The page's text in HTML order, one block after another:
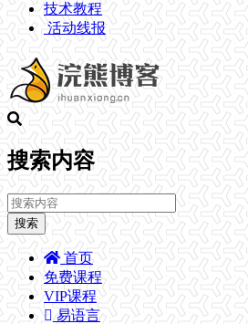
技术教程
活动线报
搜索内容
搜索
首页
免费课程
VIP课程
易语言